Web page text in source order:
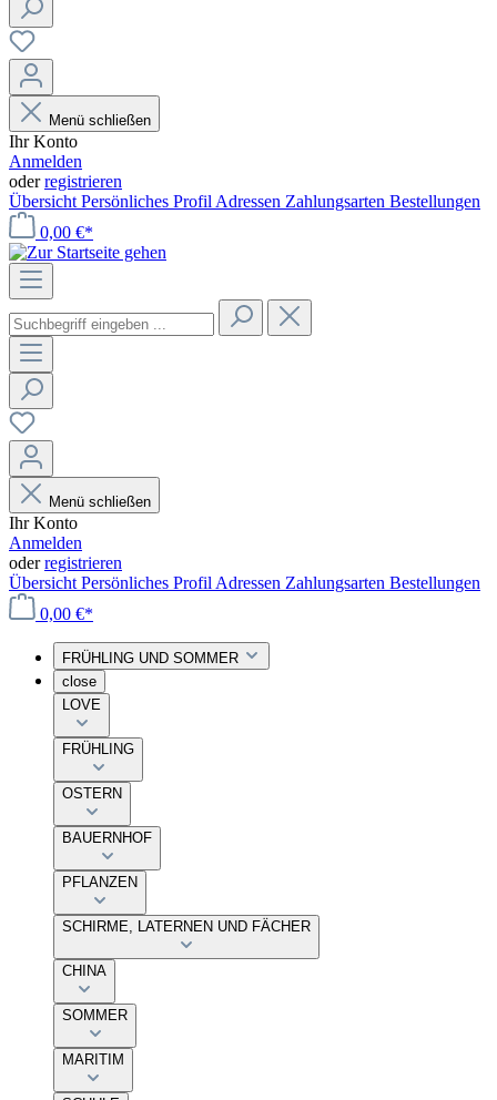
Menü schließen
Ihr Konto
Anmelden
oderregistrieren
Übersicht Persönliches Profil Adressen Zahlungsarten Bestellungen
0,00 €*
Menü schließen
Ihr Konto
Anmelden
oderregistrieren
Übersicht Persönliches Profil Adressen Zahlungsarten Bestellungen
0,00 €*
FRÜHLING UND SOMMER
close
LOVE
FRÜHLING
OSTERN
BAUERNHOF
PFLANZEN
SCHIRME, LATERNEN UND FÄCHER
CHINA
SOMMER
MARITIM